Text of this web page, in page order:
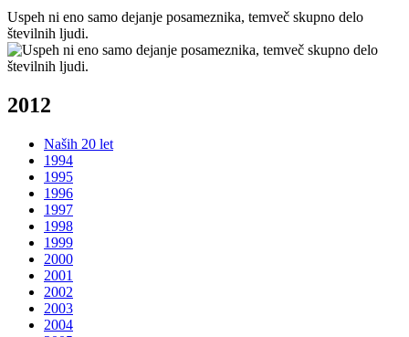
Uspeh ni eno samo dejanje posameznika, temveč skupno delo
številnih ljudi.
2012
Naših 20 let
1994
1995
1996
1997
1998
1999
2000
2001
2002
2003
2004